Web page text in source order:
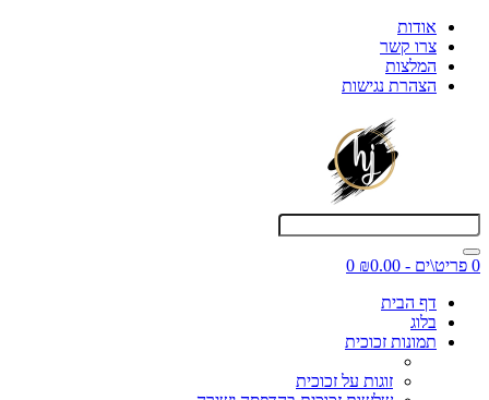
אודות
צרו קשר
המלצות
הצהרת נגישות
0 פריט\ים - ₪0.00
0
דף הבית
בלוג
תמונות זכוכית
זוגות על זכוכית